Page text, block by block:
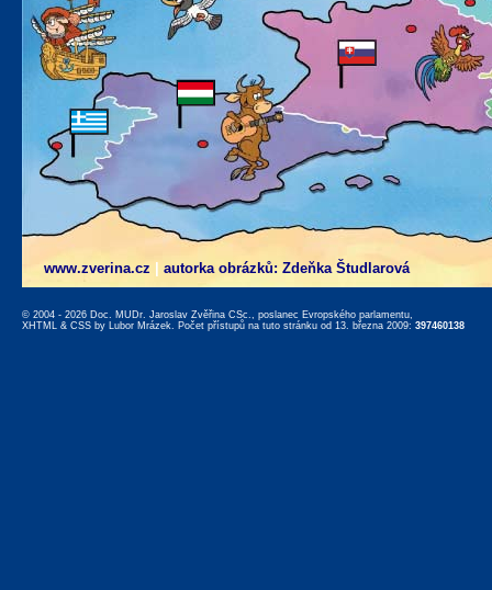
www.zverina.cz autorka obrázků: Zdeňka Študlarová
© 2004 - 2026 Doc. MUDr. Jaroslav Zvěřina CSc., poslanec Evropského parlamentu,
XHTML & CSS by Lubor Mrázek. Počet přístupů na tuto stránku od 13. března 2009: 397460138